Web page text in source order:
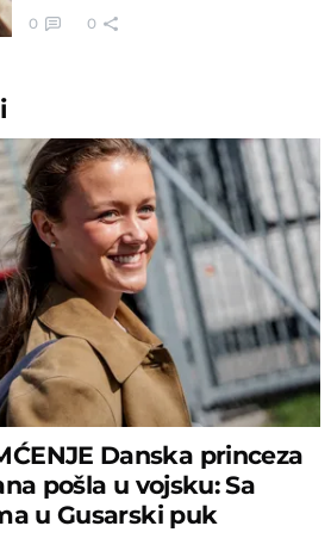
0 0
Danska princeza
pošla u vojsku: Sa
u Gusarski puk